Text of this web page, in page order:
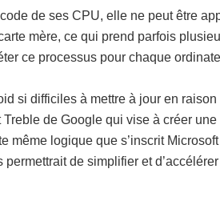
de ses CPU, elle ne peut être
mère, ce qui prend parfois
ce processus pour chaque
si difficiles à mettre à jour en
de Google qui vise à créer
même logique que s’inscrit
de simplifier et